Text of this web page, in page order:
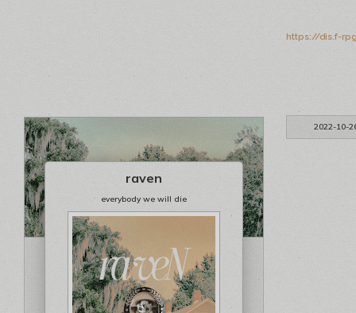
https://dis.f-
2022-10-
raven
everybody we will die